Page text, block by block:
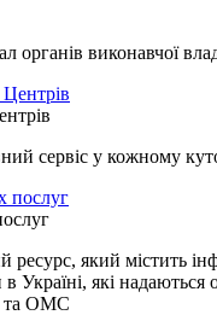
органів виконавчої
сервіс у кожному
ресурс, який містить
Україні, які надаються
та ОМС